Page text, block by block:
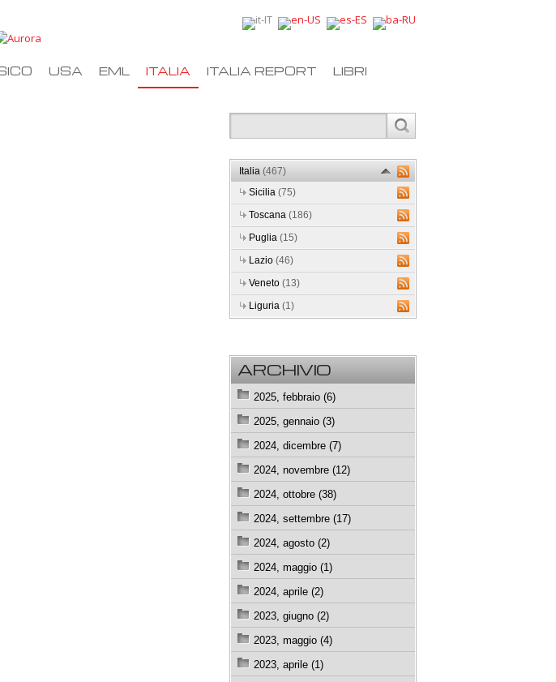
USA EML ITALIA ITALIA REPORT LIBRI
Italia(467)
Sicilia(75)
Toscana(186)
Puglia(15)
Lazio(46)
Veneto(13)
Liguria(1)
ARCHIVIO
2025, febbraio (6)
2025, gennaio (3)
2024, dicembre (7)
2024, novembre (12)
2024, ottobre (38)
2024, settembre (17)
2024, agosto (2)
2024, maggio (1)
2024, aprile (2)
2023, giugno (2)
2023, maggio (4)
2023, aprile (1)